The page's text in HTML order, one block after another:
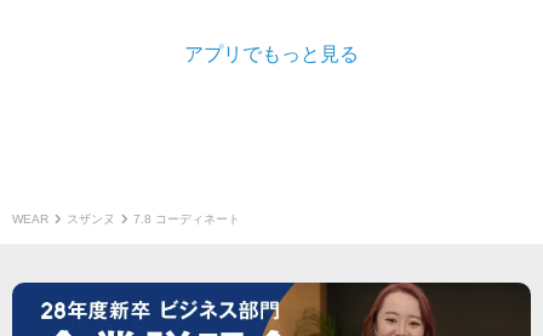
アプリでもっと見る
WEAR スザンヌ 7.8 コーディネート